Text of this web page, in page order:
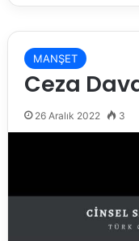
MANŞET
Ceza
26 Aralık 2022 3